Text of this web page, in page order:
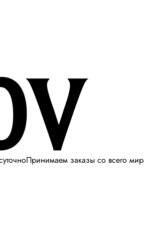
Принимаем заказы со всего